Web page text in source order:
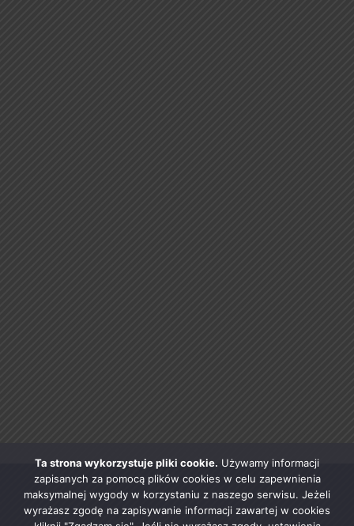
Ta strona wykorzystuje pliki cookie. Używamy informacji
zapisanych za pomocą plików cookies w celu zapewnienia
maksymalnej wygody w korzystaniu z naszego serwisu. Jeżeli
wyrażasz zgodę na zapisywanie informacji zawartej w cookies